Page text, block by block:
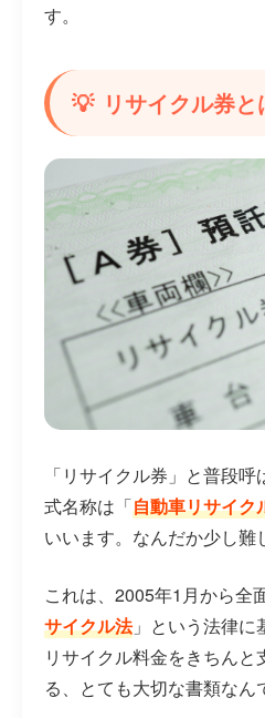
す。
リサイクル券
「リサイクル券」と普段
式名称は「自動車リサイク
いいます。なんだか少し難
これは、2005年1月から全
サイクル法」という法律に
リサイクル料金をきちん
る、とても大切な書類なん